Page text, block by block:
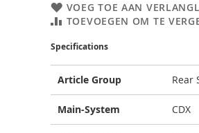
VOEG TOE AAN
TOEVOEGEN OM TE
Specifications
Article Group Rear
Main-System CDX